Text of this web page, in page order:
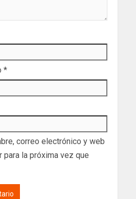
*
correo electrónico y web
para la próxima vez que